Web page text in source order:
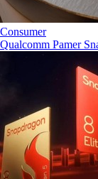
Consumer
Qualcomm Pamer